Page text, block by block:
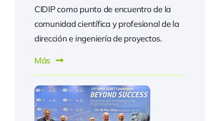
CIDIP como punto de encuentro de la
comunidad científica y profesional de la
dirección e ingeniería de proyectos.
Más